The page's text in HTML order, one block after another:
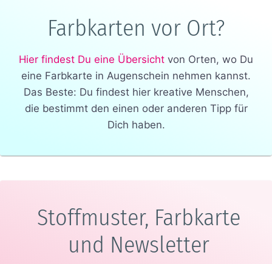
Farbkarten vor Ort?
Hier findest Du eine Übersicht von Orten, wo Du
eine Farbkarte in Augenschein nehmen kannst.
Das Beste: Du findest hier kreative Menschen,
die bestimmt den einen oder anderen Tipp für
Dich haben.
Stoffmuster, Farbkarte
und Newsletter